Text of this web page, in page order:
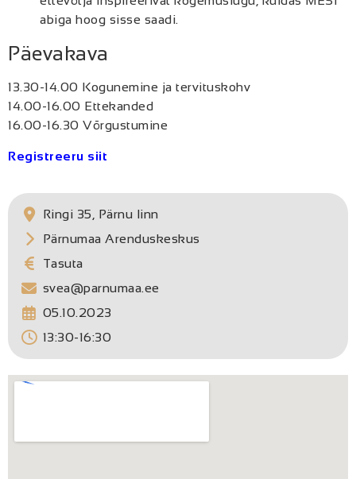
abiga hoog sisse saadi.
Päevakava
13.30-14.00 Kogunemine ja tervituskohv
14.00-16.00 Ettekanded
16.00-16.30 Võrgustumine
Registreeru siit
Ringi 35, Pärnu linn
Pärnumaa Arenduskeskus
Tasuta
svea@parnumaa.ee
05.10.2023
13:30-16:30